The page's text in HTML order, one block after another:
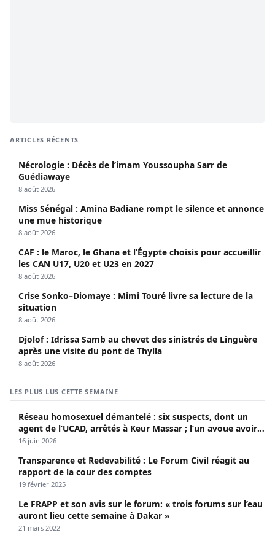
ARTICLES RÉCENTS
Nécrologie : Décès de l’imam Youssoupha Sarr de
Guédiawaye
8 août 2026
Miss Sénégal : Amina Badiane rompt le silence et annonce
une mue historique
8 août 2026
CAF : le Maroc, le Ghana et l’Égypte choisis pour accueillir
les CAN U17, U20 et U23 en 2027
8 août 2026
Crise Sonko–Diomaye : Mimi Touré livre sa lecture de la
situation
8 août 2026
Djolof : Idrissa Samb au chevet des sinistrés de Linguère
après une visite du pont de Thylla
8 août 2026
LES PLUS LUS CETTE SEMAINE
Réseau homosexuel démantelé : six suspects, dont un
agent de l’UCAD, arrêtés à Keur Massar ; l’un avoue avoir
propagé le VIH depuis 2018
16 juin 2026
Transparence et Redevabilité : Le Forum Civil réagit au
rapport de la cour des comptes
19 février 2025
Le FRAPP et son avis sur le forum: « trois forums sur l’eau
auront lieu cette semaine à Dakar »
21 mars 2022